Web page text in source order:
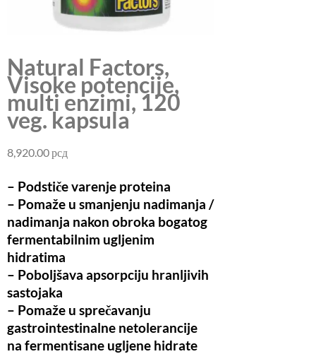
Natural Factors,
Visoke potencije,
multi enzimi, 120
veg. kapsula
8,920.00рсд
– Podstiče varenje proteina
– Pomaže u smanjenju nadimanja /
nadimanja nakon obroka bogatog
fermentabilnim ugljenim
hidratima
– Poboljšava apsorpciju hranljivih
sastojaka
– Pomaže u sprečavanju
gastrointestinalne netolerancije
na fermentisane ugljene hidrate